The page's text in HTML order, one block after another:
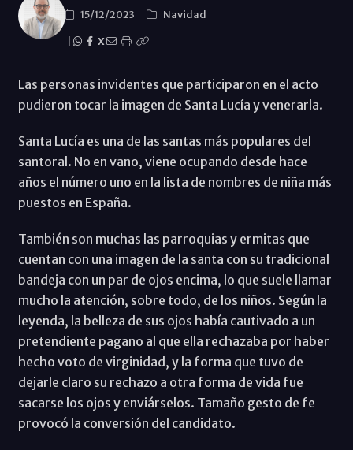
15/12/2023
Navidad
X
Las personas invidentes que participaron en el acto
pudieron tocar la imagen de Santa Lucía y venerarla.
Santa Lucía es una de las santas más populares del
santoral. No en vano, viene ocupando desde hace
años el número uno en la lista de nombres de niña más
puestos en España.
También son muchas las parroquias y ermitas que
cuentan con una imagen de la santa con su tradicional
bandeja con un par de ojos encima, lo que suele llamar
mucho la atención, sobre todo, de los niños. Según la
leyenda, la belleza de sus ojos había cautivado a un
pretendiente pagano al que ella rechazaba por haber
hecho voto de virginidad, y la forma que tuvo de
dejarle claro su rechazo a otra forma de vida fue
sacarse los ojos y enviárselos. Tamaño gesto de fe
provocó la conversión del candidato.